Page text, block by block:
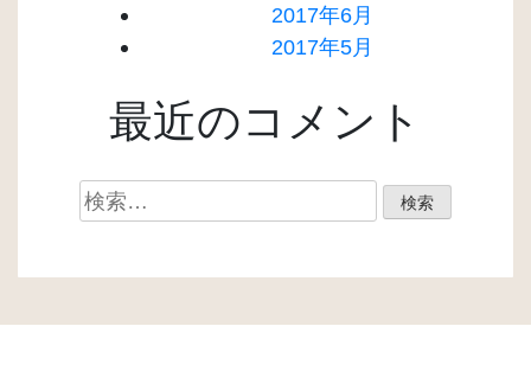
2017年6月
2017年5月
最近のコメント
検
索: